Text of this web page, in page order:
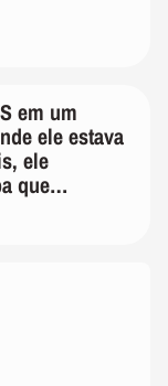
em um
ele estava
ele
que